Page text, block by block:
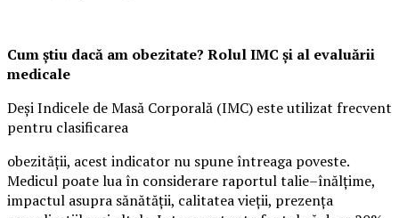
Cum știu dacă am obezitate? Rolul IMC și al evaluării
medicale
Deși Indicele de Masă Corporală (IMC) este utilizat frecvent
pentru clasificarea
obezității, acest indicator nu spune întreaga poveste.
Medicul poate lua în considerare raportul talie–înălțime,
impactul asupra sănătății, calitatea vieții, prezența